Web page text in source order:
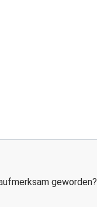
geworden?